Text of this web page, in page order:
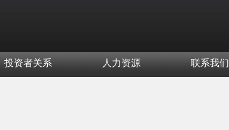
投资者关系 人力资源 联系我们